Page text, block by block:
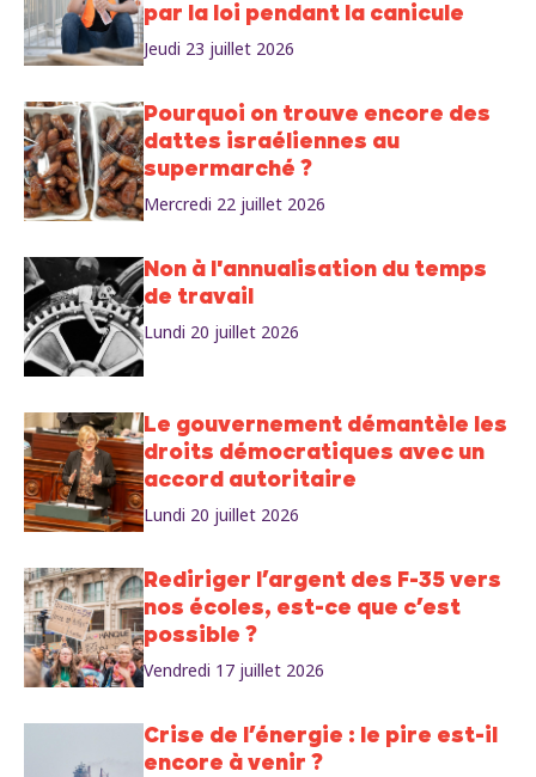
par la loi pendant la canicule
Jeudi 23 juillet 2026
Pourquoi on trouve encore des
dattes israéliennes au
supermarché ?
Mercredi 22 juillet 2026
Non à l'annualisation du temps
de travail
Lundi 20 juillet 2026
Le gouvernement démantèle les
droits démocratiques avec un
accord autoritaire
Lundi 20 juillet 2026
Rediriger l’argent des F-35 vers
nos écoles, est-ce que c’est
possible ?
Vendredi 17 juillet 2026
Crise de l’énergie : le pire est-il
encore à venir ?